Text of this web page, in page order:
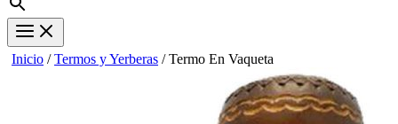
Inicio /Termos y Yerberas / Termo En Vaqueta